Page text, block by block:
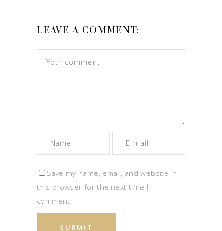
LEAVE A COMMENT:
Save my name, email, and website in
this browser for the next time I
comment.